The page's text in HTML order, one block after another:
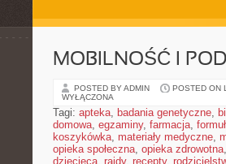
MOBILNOŚĆ I
POSTED BY ADMIN POSTED ON
WYŁĄCZONA
Tagi: apteka, badania genetyczne,
domowa, egzaminy, farmacja,
koszykówka, materiały medyczne,
opieka społeczna, opieka zdrowotna,
dziecięca, rajdy, recepty,